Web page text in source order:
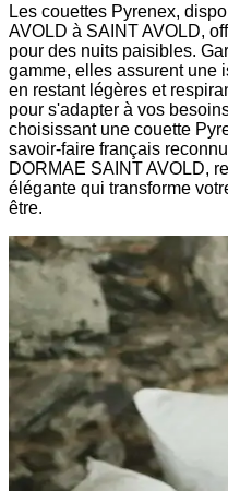
Les couettes Pyrenex,
AVOLD à SAINT AVOLD,
pour des nuits paisibles.
gamme, elles assurent une
en restant légères et
pour s'adapter à vos
choisissant une couette
savoir-faire français
DORMAE SAINT AVOLD,
élégante qui transforme
être.